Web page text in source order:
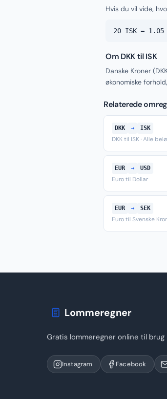
Hvis du vil vide,
20 ISK = 1.05
Om DKK til ISK
Danske Kroner
økonomiske
Relaterede
DKK → ISK
DKK til ISK · Alle
EUR → USD
Euro til Dollar
EUR → SEK
Euro til Svenske
Lommeregner
Gratis lommeregner online til brug
Instagram Facebook